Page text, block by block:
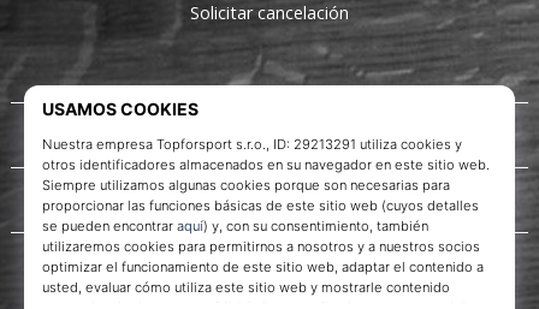
Acerca de nosotros
Servicio al cliente
Solicitar cancelación